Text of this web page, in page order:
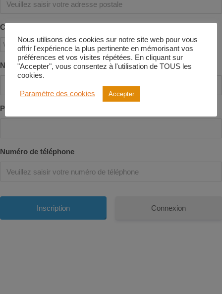
Code postal
Nom
Prénom
Numéro de téléphone
Connexion
Nous utilisons des cookies sur notre site web pour vous
offrir l'expérience la plus pertinente en mémorisant vos
préférences et vos visites répétées. En cliquant sur
"Accepter", vous consentez à l'utilisation de TOUS les
cookies.
Paramètre des cookies Accepter